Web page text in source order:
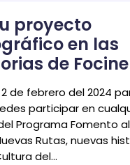
proyecto
en las
de Focine
de febrero del 2024
participar en
Programa Fomento
Rutas, nuevas
del…